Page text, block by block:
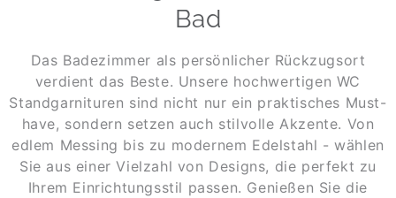
Bad
Das Badezimmer als persönlicher Rückzugsort
verdient das Beste. Unsere hochwertigen WC
Standgarnituren sind nicht nur ein praktisches Must-
have, sondern setzen auch stilvolle Akzente. Von
edlem Messing bis zu modernem Edelstahl - wählen
Sie aus einer Vielzahl von Designs, die perfekt zu
Ihrem Einrichtungsstil passen. Genießen Sie die